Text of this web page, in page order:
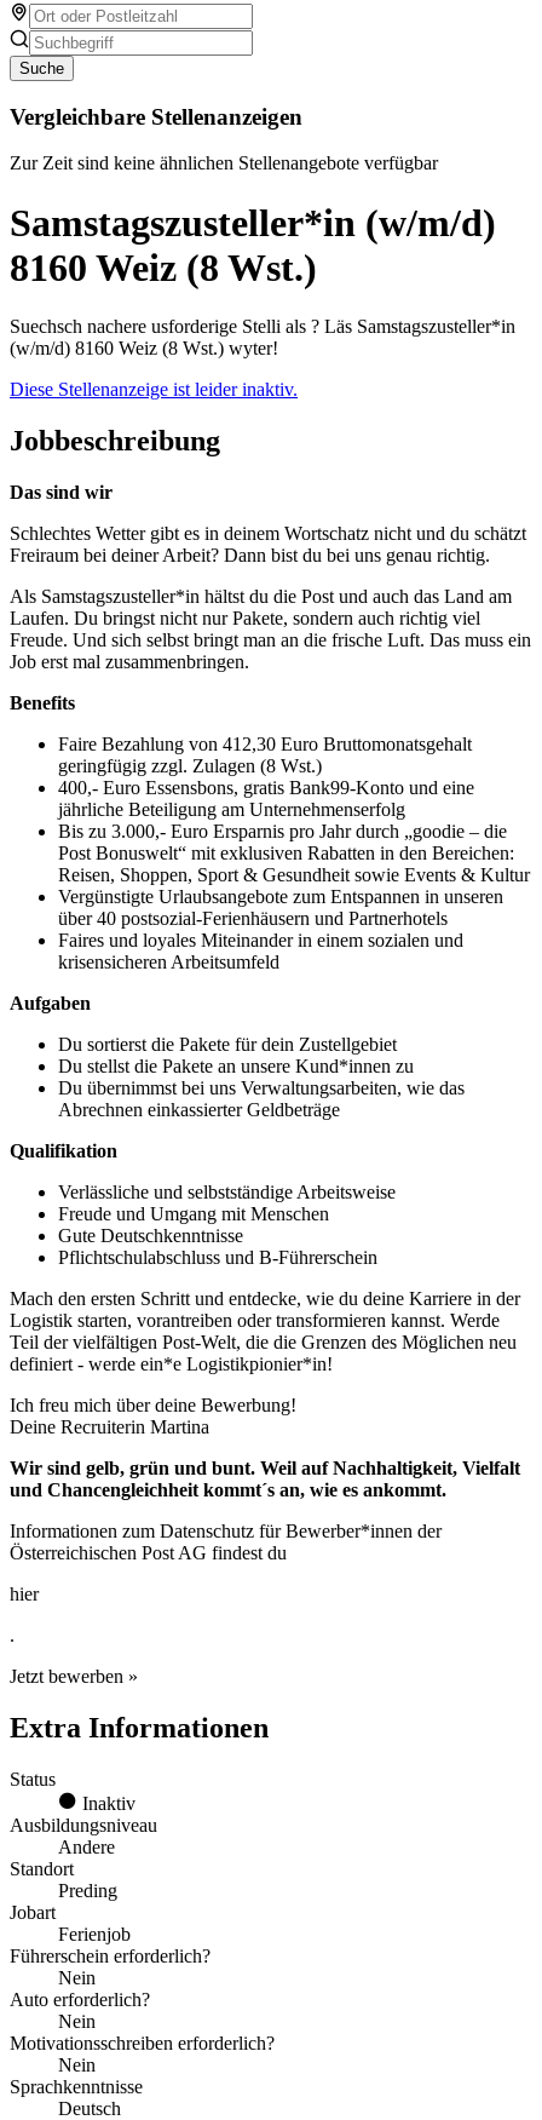
Suche
Vergleichbare Stellenanzeigen
Zur Zeit sind keine ähnlichen Stellenangebote verfügbar
Samstagszusteller*in (w/m/d)
8160 Weiz (8 Wst.)
Suechsch nachere usforderige Stelli als ? Läs Samstagszusteller*in
(w/m/d) 8160 Weiz (8 Wst.) wyter!
Diese Stellenanzeige ist leider inaktiv.
Jobbeschreibung
Das sind wir
Schlechtes Wetter gibt es in deinem Wortschatz nicht und du schätzt
Freiraum bei deiner Arbeit? Dann bist du bei uns genau richtig.
Als Samstagszusteller*in hältst du die Post und auch das Land am
Laufen. Du bringst nicht nur Pakete, sondern auch richtig viel
Freude. Und sich selbst bringt man an die frische Luft. Das muss ein
Job erst mal zusammenbringen.
Benefits
Faire Bezahlung von 412,30 Euro Bruttomonatsgehalt
geringfügig zzgl. Zulagen (8 Wst.)
400,- Euro Essensbons, gratis Bank99-Konto und eine
jährliche Beteiligung am Unternehmenserfolg
Bis zu 3.000,- Euro Ersparnis pro Jahr durch „goodie – die
Post Bonuswelt“ mit exklusiven Rabatten in den Bereichen:
Reisen, Shoppen, Sport & Gesundheit sowie Events & Kultur
Vergünstigte Urlaubsangebote zum Entspannen in unseren
über 40 postsozial-Ferienhäusern und Partnerhotels
Faires und loyales Miteinander in einem sozialen und
krisensicheren Arbeitsumfeld
Aufgaben
Du sortierst die Pakete für dein Zustellgebiet
Du stellst die Pakete an unsere Kund*innen zu
Du übernimmst bei uns Verwaltungsarbeiten, wie das
Abrechnen einkassierter Geldbeträge
Qualifikation
Verlässliche und selbstständige Arbeitsweise
Freude und Umgang mit Menschen
Gute Deutschkenntnisse
Pflichtschulabschluss und B-Führerschein
Mach den ersten Schritt und entdecke, wie du deine Karriere in der
Logistik starten, vorantreiben oder transformieren kannst. Werde
Teil der vielfältigen Post-Welt, die die Grenzen des Möglichen neu
definiert - werde ein*e Logistikpionier*in!
Ich freu mich über deine Bewerbung!
Deine Recruiterin Martina
Wir sind gelb, grün und bunt. Weil auf Nachhaltigkeit, Vielfalt
und Chancengleichheit kommt´s an, wie es ankommt.
Informationen zum Datenschutz für Bewerber*innen der
Österreichischen Post AG findest du
hier
.
Jetzt bewerben »
Extra Informationen
Status
Inaktiv
Ausbildungsniveau
Andere
Standort
Preding
Jobart
Ferienjob
Führerschein erforderlich?
Nein
Auto erforderlich?
Nein
Motivationsschreiben erforderlich?
Nein
Sprachkenntnisse
Deutsch